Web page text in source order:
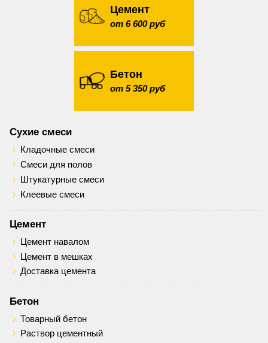
Цемент
от 6 600 руб
Бетон
от 5 350 руб
Сухие смеси
Кладочные смеси
Смеси для полов
Штукатурные смеси
Клеевые смеси
Цемент
Цемент навалом
Цемент в мешках
Доставка цемента
Бетон
Товарный бетон
Раствор цементный